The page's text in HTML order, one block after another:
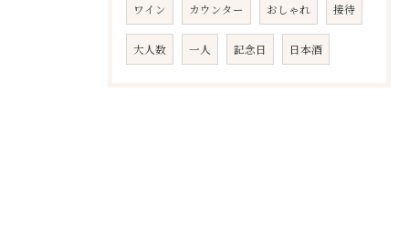
ワイン カウンター おしゃれ 接待
大人数 一人 記念日 日本酒